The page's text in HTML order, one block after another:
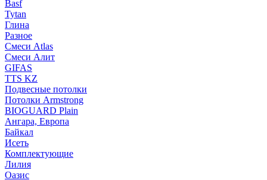
Basf
Tytan
Глина
Разное
Смеси Atlas
Смеси Алит
GIFAS
TTS KZ
Подвесные потолки
Потолки Armstrong
BIOGUARD Plain
Ангара, Европа
Байкал
Исеть
Комплектующие
Лилия
Оазис